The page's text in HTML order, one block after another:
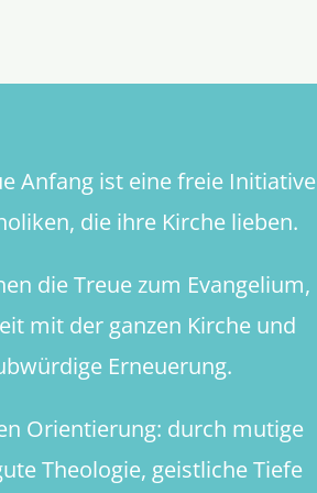
Anfang ist eine freie Initiative
die ihre Kirche lieben.
die Treue zum Evangelium,
mit der ganzen Kirche und
Erneuerung.
Orientierung: durch mutige
Theologie, geistliche Tiefe